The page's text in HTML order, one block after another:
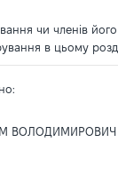
чи членів його
в цьому
ВОЛОДИМИРОВИЧ